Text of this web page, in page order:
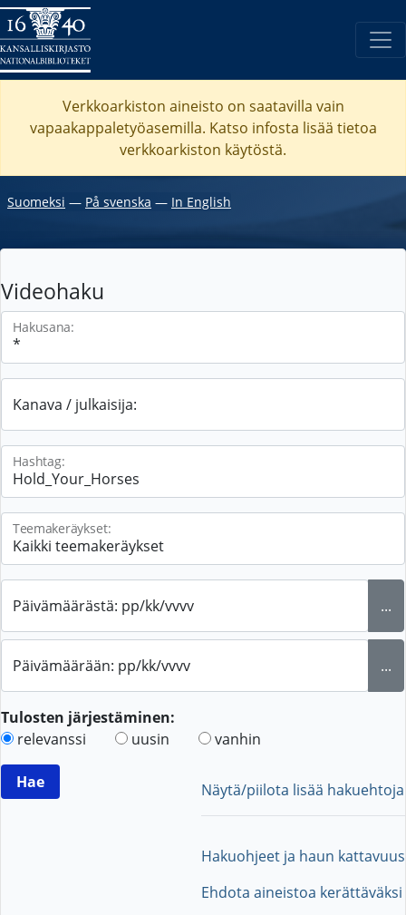
Verkkoarkiston aineisto on saatavilla vain
vapaakappaletyöasemilla. Katso infosta lisää tietoa
verkkoarkiston käytöstä.
Suomeksi ― På svenska ― In English
Videohaku
Hakusana:
Kanava / julkaisija:
Hashtag:
Teemakeräykset:
Päivämäärästä: pp/kk/vvvv ...
Päivämäärään: pp/kk/vvvv ...
Tulosten järjestäminen:
relevanssi
uusin vanhin
Näytä/piilota lisää hakuehtoja
Hakuohjeet ja haun kattavuus
Ehdota aineistoa kerättäväksi